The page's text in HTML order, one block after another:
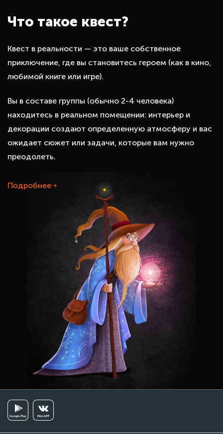
Что такое квест?
Квест в реальности — это ваше собственное
приключение, где вы становитесь героем (как в кино,
любимой книге или игре).
Вы в составе группы (обычно 2-4 человека)
находитесь в реальном помещении: интерьер и
декорации создают определенную атмосферу и вас
ожидает сюжет или задачи, которые вам нужно
преодолеть.
Подробнее